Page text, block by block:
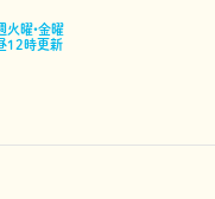
火曜•金曜
12時更新